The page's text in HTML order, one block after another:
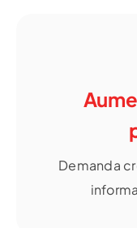
Demanda